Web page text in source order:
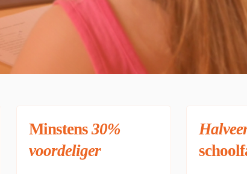
Minstens30%
voordeliger